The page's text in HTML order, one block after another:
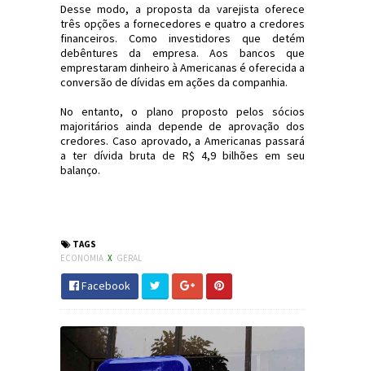
Desse modo, a proposta da varejista oferece
três opções a fornecedores e quatro a credores
financeiros. Como investidores que detém
debêntures da empresa. Aos bancos que
emprestaram dinheiro à Americanas é oferecida a
conversão de dívidas em ações da companhia.
No entanto, o plano proposto pelos sócios
majoritários ainda depende de aprovação dos
credores. Caso aprovado, a Americanas passará
a ter dívida bruta de R$ 4,9 bilhões em seu
balanço.
TAGS
ECONOMIA X GERAL
Facebook